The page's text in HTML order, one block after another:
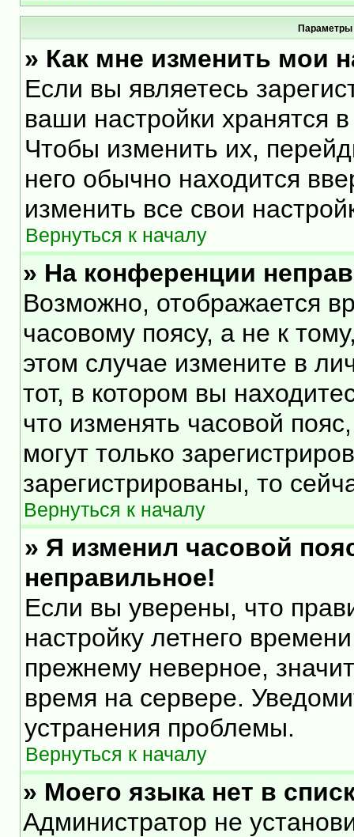
Параметры
» Как мне изменить мои
Если вы являетесь
ваши настройки хранятся
Чтобы изменить их,
него обычно находится
изменить все свои
Вернуться к началу
» На конференции
Возможно, отображается
часовому поясу, а не к
этом случае измените в
тот, в котором вы
что изменять часовой
могут только
зарегистрированы, то
Вернуться к началу
» Я изменил часовой
неправильное!
Если вы уверены, что
настройку летнего
прежнему неверное,
время на сервере.
устранения проблемы.
Вернуться к началу
» Моего языка нет в
Администратор не